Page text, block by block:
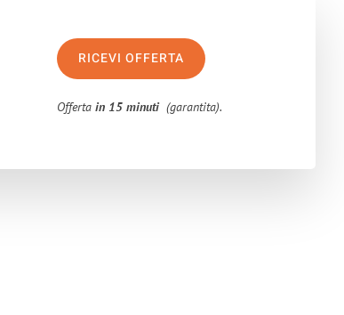
RICEVI OFFERTA
Offertain 15 minuti (garantita).